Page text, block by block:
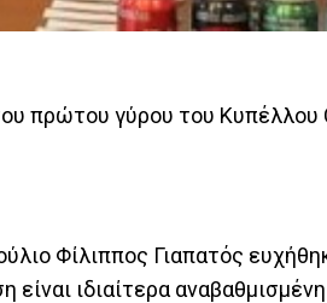
πρώτου γύρου του Κυπέλλου
Φίλιππος Γιαπατός
ιδιαίτερα